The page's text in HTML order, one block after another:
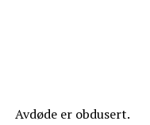
Avdøde er obdusert.